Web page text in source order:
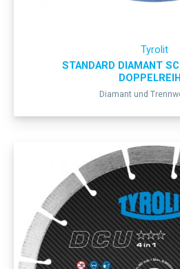
Tyrolit
STANDARD DIAMANT
Diamant und